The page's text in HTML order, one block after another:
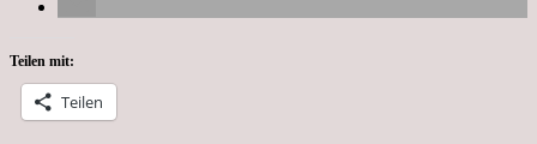
Teilen mit:
Teilen